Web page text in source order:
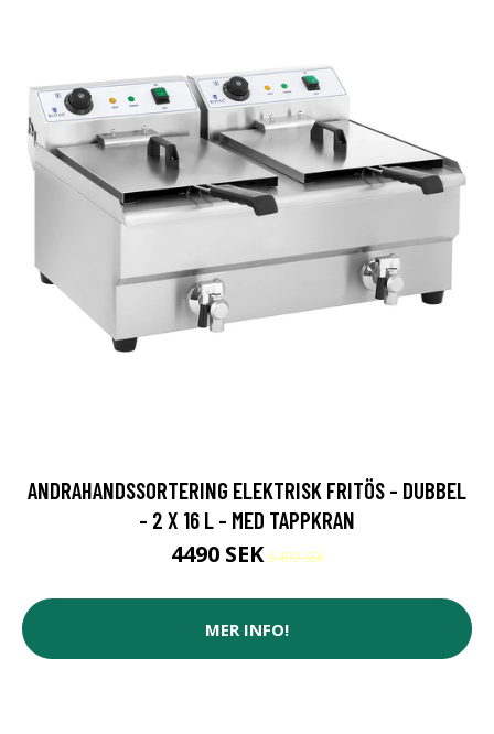
ANDRAHANDSSORTERING ELEKTRISK FRITÖS - DUBBEL
- 2 X 16 L - MED TAPPKRAN
4490 SEK5499 SEK
MER INFO!